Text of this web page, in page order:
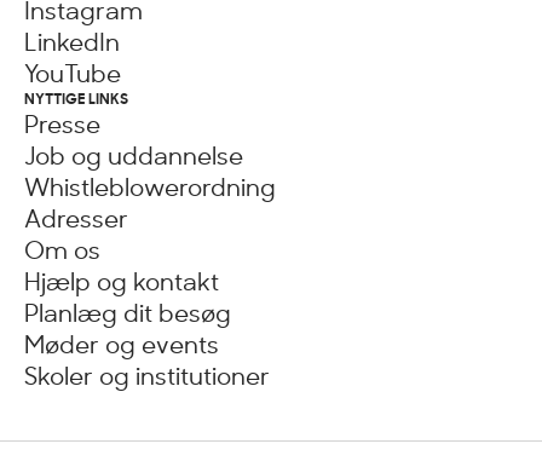
NYTTIGE LINKS
Presse
Job og uddannelse
Whistleblowerordning
Adresser
Om os
Hjælp og kontakt
Planlæg dit besøg
Møder og events
Skoler og institutioner
Instagram
LinkedIn
YouTube